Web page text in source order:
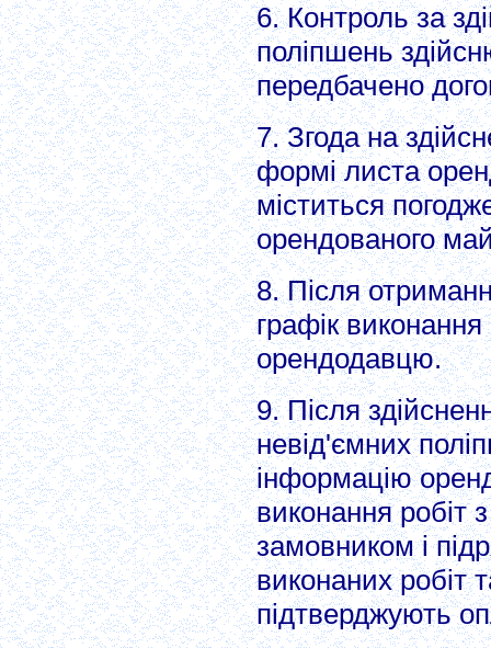
6. Контроль за
поліпшень
передбачено
7. Згода на
формі листа
міститься
орендованого
8. Після
графік виконання
орендодавцю.
9. Після
невід'ємних
інформацію
виконання робіт
замовником і
виконаних робіт
підтверджують